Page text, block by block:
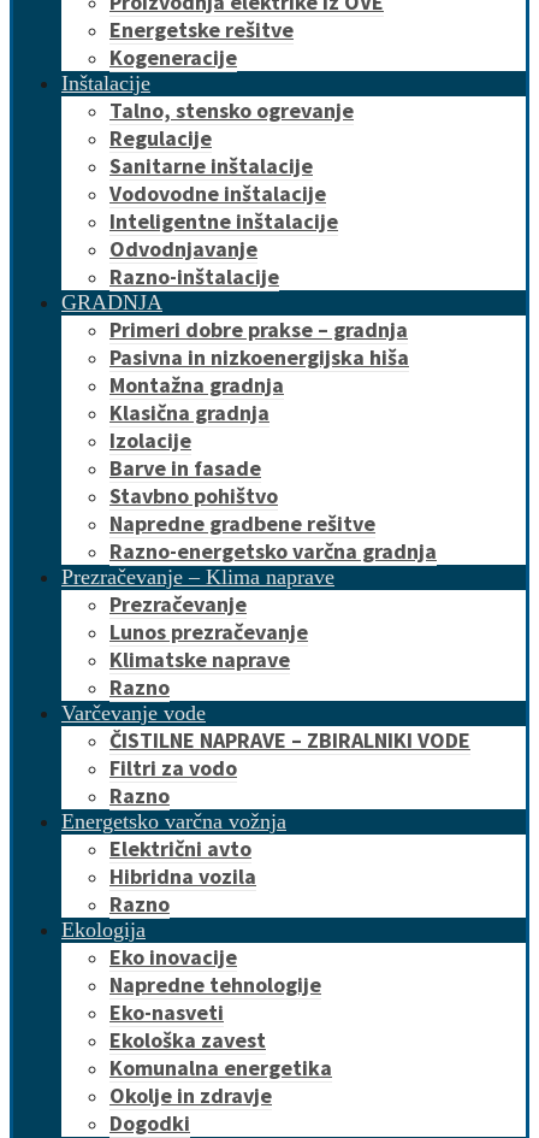
Energetske rešitve
Kogeneracije
Inštalacije
Talno, stensko ogrevanje
Regulacije
Sanitarne inštalacije
Vodovodne inštalacije
Inteligentne inštalacije
Odvodnjavanje
Razno-inštalacije
GRADNJA
Primeri dobre prakse – gradnja
Pasivna in nizkoenergijska hiša
Montažna gradnja
Klasična gradnja
Izolacije
Barve in fasade
Stavbno pohištvo
Napredne gradbene rešitve
Razno-energetsko varčna gradnja
Prezračevanje – Klima naprave
Prezračevanje
Lunos prezračevanje
Klimatske naprave
Razno
Varčevanje vode
ČISTILNE NAPRAVE – ZBIRALNIKI VODE
Filtri za vodo
Razno
Energetsko varčna vožnja
Električni avto
Hibridna vozila
Razno
Ekologija
Eko inovacije
Napredne tehnologije
Eko-nasveti
Ekološka zavest
Komunalna energetika
Okolje in zdravje
Dogodki